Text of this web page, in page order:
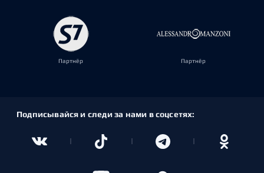
Партнёр Партнёр
Подписывайся и следи за нами в соцсетях: